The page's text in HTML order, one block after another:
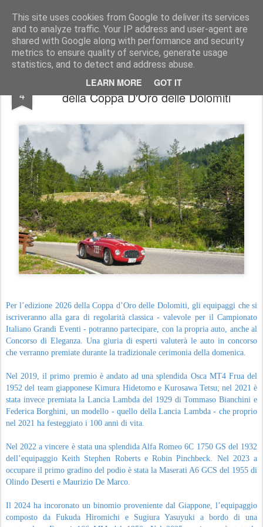
This site uses cookies from Google to deliver its services
and to analyze traffic. Your IP address and user-agent are
shared with Google along with performance and security
metrics to ensure quality of service, generate usage
statistics, and to detect and address abuse.
LEARN MORE GOT IT
AutoMotoCorse. Motorsport Random News 280912
4
Anche nel 2026 il concorso d'eleganza
della Coppa D'Oro delle Dolomiti
Per l’edizione 2026 della Coppa d’Oro delle Dolomiti, gli equipaggi che si
iscriveranno alla gara di regolarità classica - valevole per il Campionato
Italiano Grandi Eventi - potranno partecipare, con la propria auto, anche al
Concorso di Eleganza. Una giuria di esperti valuterà le auto in concorso
che verranno premiate durante la tradizionale cerimonia della domenica.
Nel 2019, il primo premio è andato ad una splendida Osca MT4 Frua del
1952 del team giapponese Kimura Hidetomo e Kurosawa Tetsu; nel 2021 è
stata invece premiata la Lancia Lambda del 1929 di Tommaso Bianchini e
Federica Borghini, un modello - quello della Lancia Lambda - che proprio
nel 2021 ha festeggiato i 100 anni di vita.
Nel 2022 a vincere è stata una splendida Alfa Romeo 6C 1750 GS del 1932
dell’equipaggio Keith Stephen Roberts e Robin Pinchbeck. Nel 2023 a
occupare il primo gradino del podio è stata la Maserati A6 GCS del 1955 di
Olindo Deserti e Maurizio De Marco.
Il 2024 ha incoronato un binomio proveniente dal Giappone, l’equipaggio
composto da Fukuda Hiromichi e Sugiura Yasuyuki a bordo di una